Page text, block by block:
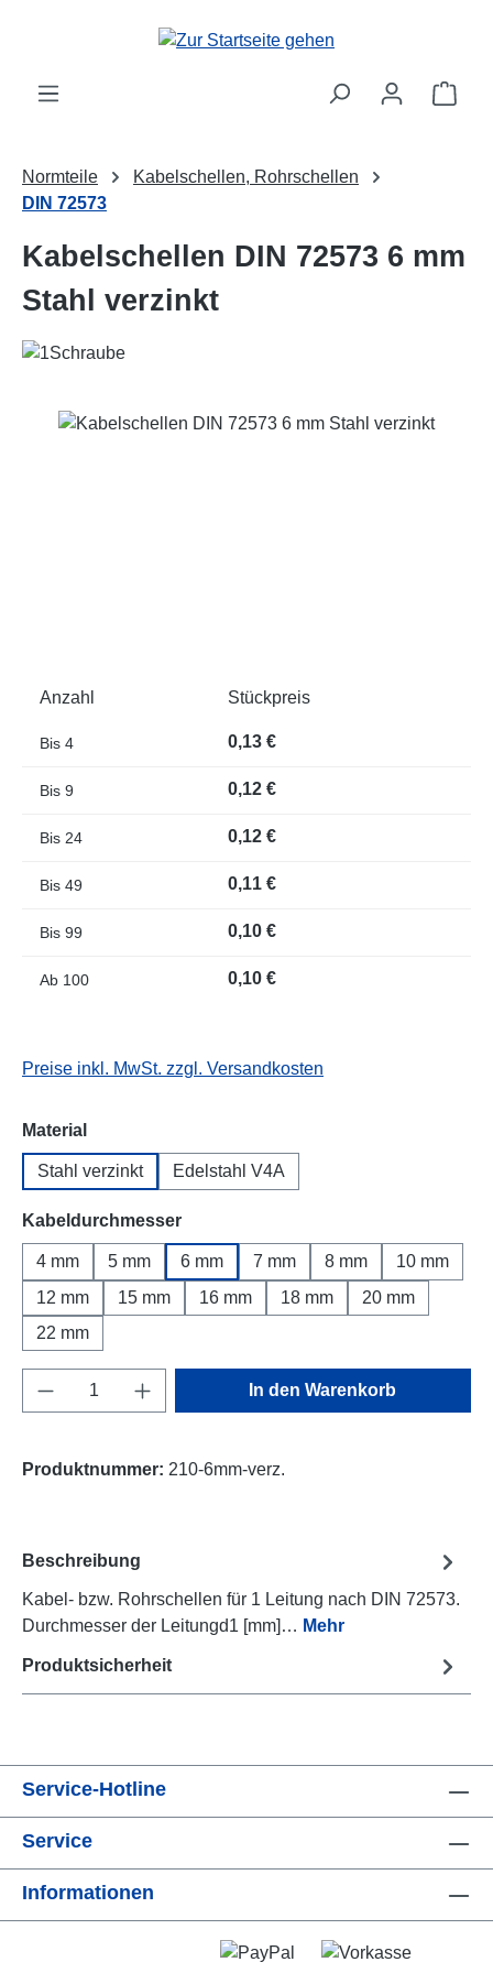
Zum Hauptinhalt springen
Normteile
Kabelschellen, Rohrschellen
DIN 72573
Kabelschellen DIN 72573 6 mm
Stahl verzinkt
Bildergalerie überspringen
Anzahl Stückpreis
Bis 4 0,13 €
Bis 9 0,12 €
Bis 24 0,12 €
Bis 49 0,11 €
Bis 99 0,10 €
Ab 100 0,10 €
Preise inkl. MwSt. zzgl. Versandkosten
Materialauswählen
Stahl verzinkt Edelstahl V4A
Kabeldurchmesserauswählen
4 mm 5 mm 6 mm 7 mm 8 mm
10 mm
12 mm
15 mm 16 mm 18 mm
20 mm
22 mm
Produkt Anzahl: Gib den gewünschten
In den Warenkorb
Produktnummer: 210-6mm-verz.
Beschreibung
Kabel- bzw. Rohrschellen für 1 Leitung nach DIN 72573.
Durchmesser der Leitungd1 [mm]… Mehr
Produktsicherheit
Service-Hotline
Service
Informationen